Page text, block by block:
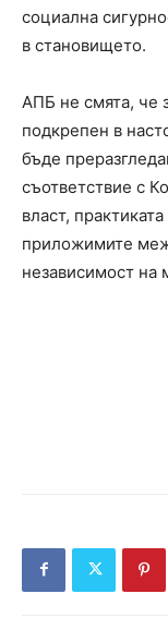
социална
в становището.
АПБ не смята, че
подкрепен в
бъде
съответствие с
власт,
приложимите
независимост на